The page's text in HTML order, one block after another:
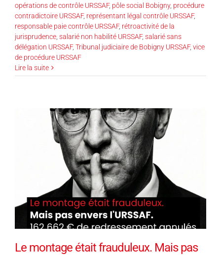
opérations de contrôle URSSAF, pôle social Bobigny, procédure
contradictoire URSSAF, représentant légal contrôle URSSAF,
responsable paie contrôle URSSAF, rétroactivité de la
jurisprudence salarié non habilité URSSAF, salarié sans
délégation URSSAF, Tribunal judiciaire de Bobigny URSSAF, vice
de procédure URSSAF
Lire la suite
Le montage était frauduleux. Mais pas